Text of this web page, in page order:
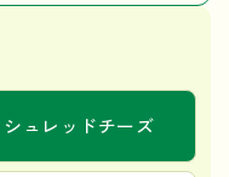
シュレッドチーズ